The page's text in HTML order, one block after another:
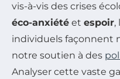
vis-à-vis des crises
éco-anxiété et espoir,
individuels façonnent
notre soutien à des
Analyser cette vaste